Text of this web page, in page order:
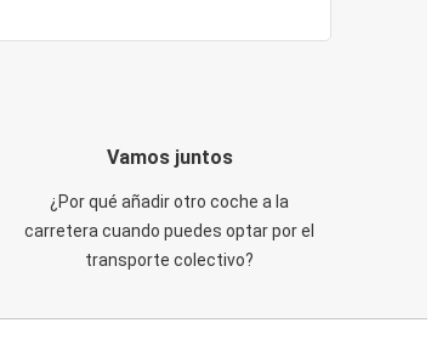
Vamos juntos
¿Por qué añadir otro coche a la
carretera cuando puedes optar por el
transporte colectivo?